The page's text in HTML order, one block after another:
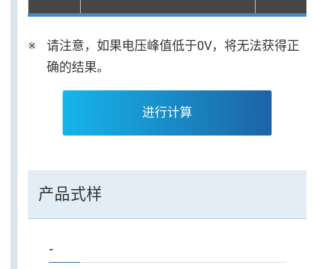
请注意，如果电压峰值低于0V，将无法获得正
确的结果。
进行计算
产品式样
-